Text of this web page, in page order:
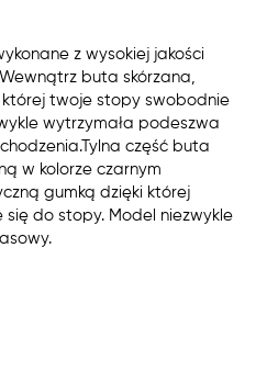
z wysokiej jakości
buta skórzana,
twoje stopy swobodnie
wytrzymała podeszwa
część buta
w kolorze czarnym
gumką dzięki której
do stopy. Model niezwykle